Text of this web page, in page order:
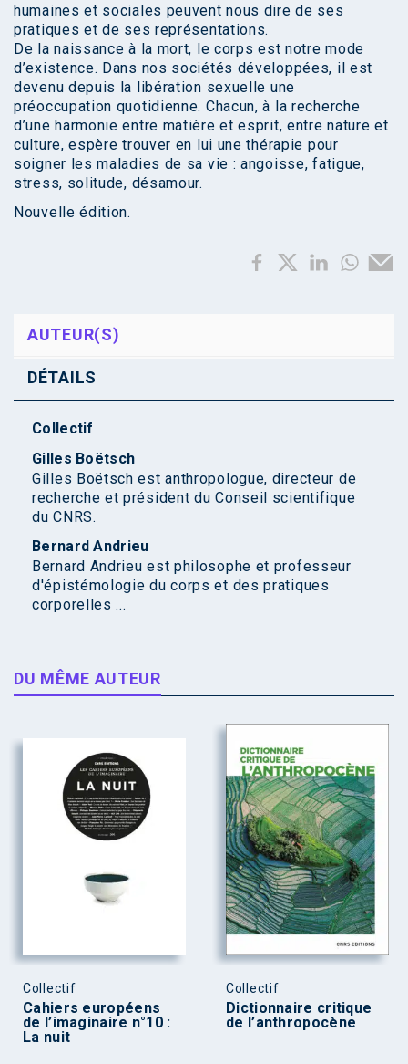
humaines et sociales peuvent nous dire de ses
pratiques et de ses représentations.
De la naissance à la mort, le corps est notre mode
d’existence. Dans nos sociétés développées, il est
devenu depuis la libération sexuelle une
préoccupation quotidienne. Chacun, à la recherche
d’une harmonie entre matière et esprit, entre nature et
culture, espère trouver en lui une thérapie pour
soigner les maladies de sa vie : angoisse, fatigue,
stress, solitude, désamour.
Nouvelle édition.
AUTEUR(S)
DÉTAILS
Collectif
Gilles Boëtsch
Gilles Boëtsch est anthropologue, directeur de
recherche et président du Conseil scientifique
du CNRS.
Bernard Andrieu
Bernard Andrieu est philosophe et professeur
d'épistémologie du corps et des pratiques
corporelles ...
DU MÊME AUTEUR
Collectif
Cahiers européens
de l’imaginaire n°10 :
La nuit
Collectif
Dictionnaire critique
de l’anthropocène